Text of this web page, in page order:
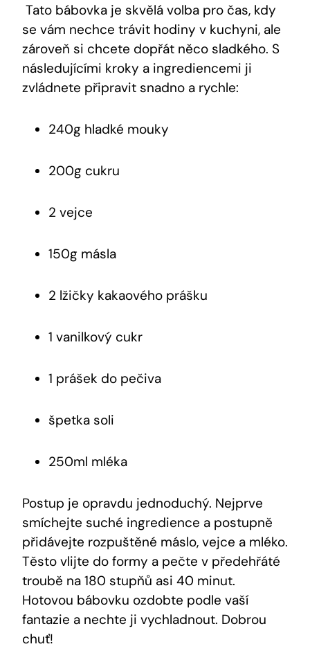
‍ ‍Tato bábovka je⁤ skvělá volba pro čas, kdy
se ⁣vám nechce trávit‍ hodiny v kuchyni, ale
zároveň ‌si chcete dopřát něco sladkého. S
následujícími kroky a ingrediencemi ji
zvládnete připravit snadno a rychle:
240g ‍hladké mouky
200g cukru
2 vejce
150g másla
2 lžičky‍ kakaového prášku
1 vanilkový cukr
1⁤ prášek ⁤do pečiva
špetka soli
250ml mléka
Postup je opravdu jednoduchý. Nejprve
smíchejte suché ingredience ⁢a⁣ postupně
přidávejte rozpuštěné máslo, vejce ⁢a mléko.
Těsto vlijte do⁢ formy a pečte ‍v předehřáté
troubě na ⁣180 stupňů asi 40 minut.
Hotovou bábovku ozdobte podle vaší
fantazie a nechte ji ⁤vychladnout. Dobrou
chuť!